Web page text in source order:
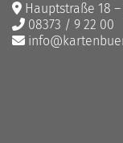
Hauptstraße 18
08373 / 9 22 00